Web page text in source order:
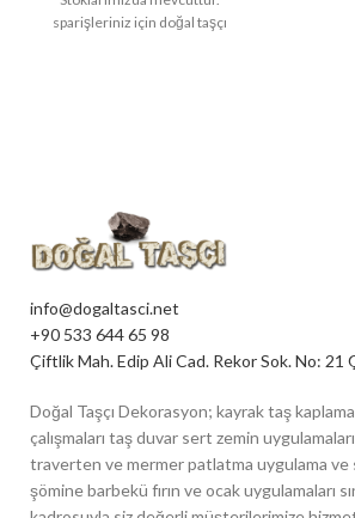
sparişleriniz için doğal taşçı
info@dogaltasci.net
+90 533 644 65 98
Çiftlik Mah. Edip Ali Cad. Rekor Sok. No: 21
Doğal Taşçı Dekorasyon; kayrak taş
çalışmaları taş duvar sert zemin
traverten ve mermer patlatma uygulama ve
şömine barbekü fırın ve ocak uygulamaları